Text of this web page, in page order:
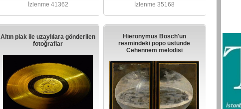
İzlenme 41362 İzlenme 35168
Altın plak ile uzaylılara gönderilen
fotoğraflar
Hieronymus Bosch'un
resmindeki popo üstünde
Cehennem melodisi